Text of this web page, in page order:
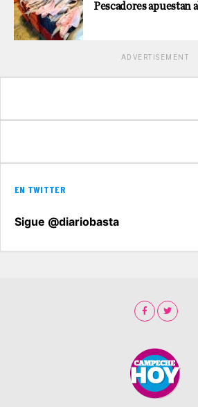
Pescadores apuestan
ADVERTISEMENT
EN TWITTER
Sigue @diariobasta